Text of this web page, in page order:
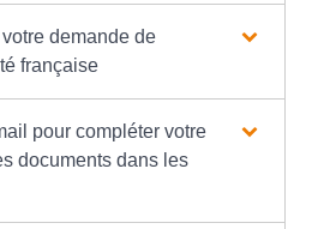
demande de
française
pour compléter votre
documents dans les